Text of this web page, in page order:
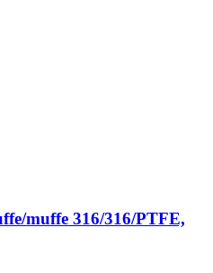
muffe 316/316/PTFE,